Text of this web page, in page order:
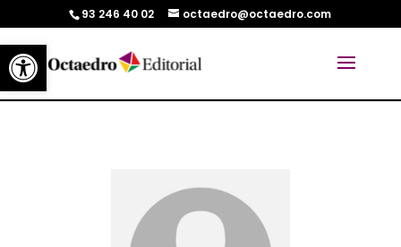
Abrir barra de herramientas
93 246 40 02 octaedro@octaedro.com